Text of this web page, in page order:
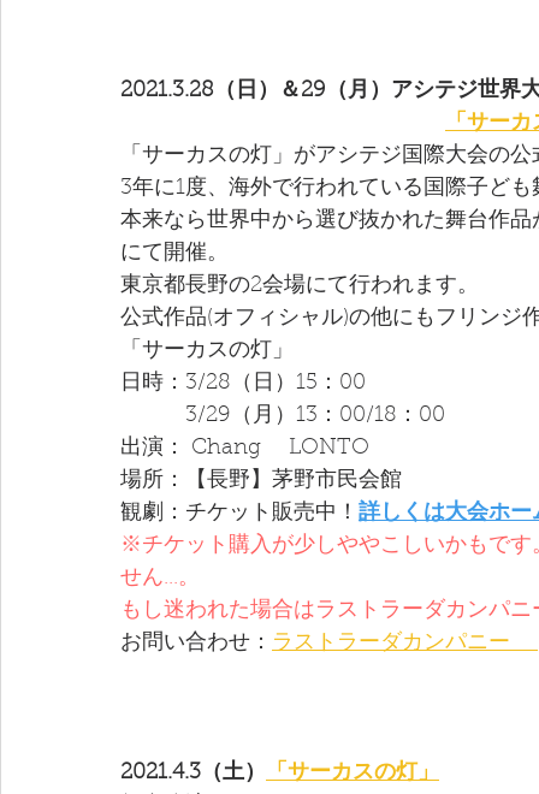
2021.3.28（日）＆29（月）アシテジ世界
「サー
「サーカスの灯」がアシテジ国際大会の
3年に1度、海外で行われている国際子ど
本来なら世界中から選び抜かれた舞台作
にて開催。
東京都長野の2会場にて行われます。
公式作品(オフィシャル)の他にもフリンジ
「サーカスの灯」
日時：3/28（日）15：00
3/29（月）13：00/18：00
出演： Chang　 LONTO
場所：【長野】茅野市民会館
観劇：チケット販売中！ 詳しくは大会ホー
※チケット購入が少しややこしいかもで
せん...。
もし迷われた場合はラストラーダカンパ
お問い合わせ： ラストラーダカンパニー
2021.4.3（土） 「サーカスの灯」